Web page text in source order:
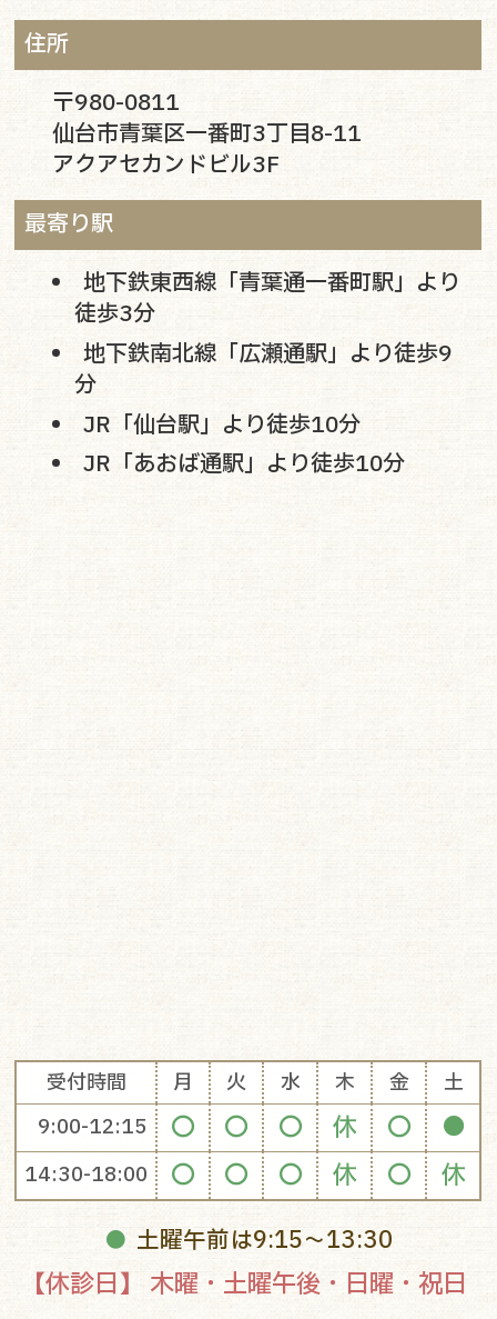
お知らせ
当院について
アクセス
住所
〒980-0811
仙台市青葉区一番町3丁目8-11
アクアセカンドビル3F
最寄り駅
地下鉄東西線「青葉通一番町駅」より
徒歩3分
地下鉄南北線「広瀬通駅」より徒歩9
分
JR「仙台駅」より徒歩10分
JR「あおば通駅」より徒歩10分
受付時間 月 火 水 木 金
土
9:00-12:15
〇 〇 〇 休 〇 ●
14:30-18:00 〇 〇 〇 休 〇 休
土曜午前は9:15～13:30
【休診日】 木曜・土曜午後・日曜・祝日